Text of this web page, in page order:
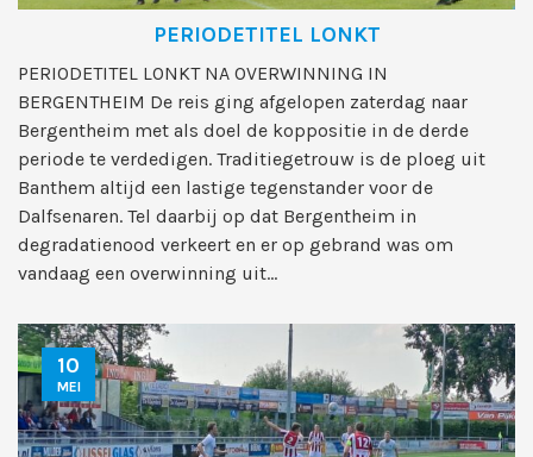
PERIODETITEL LONKT
PERIODETITEL LONKT NA OVERWINNING IN
BERGENTHEIM De reis ging afgelopen zaterdag naar
Bergentheim met als doel de koppositie in de derde
periode te verdedigen. Traditiegetrouw is de ploeg uit
Banthem altijd een lastige tegenstander voor de
Dalfsenaren. Tel daarbij op dat Bergentheim in
degradatienood verkeert en er op gebrand was om
vandaag een overwinning uit...
10
MEI